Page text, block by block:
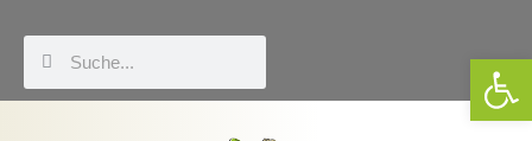
Inhalt
springen